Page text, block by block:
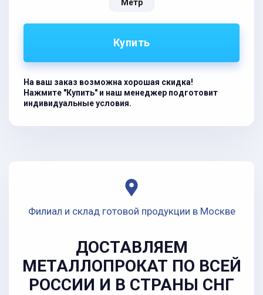
Метр
Купить
На ваш заказ возможна хорошая скидка!
Нажмите "Купить" и наш менеджер подготовит
индивидуальные условия.
Филиал и склад готовой продукции в Москве
ДОСТАВЛЯЕМ
МЕТАЛЛОПРОКАТ ПО ВСЕЙ
РОССИИ И В СТРАНЫ СНГ